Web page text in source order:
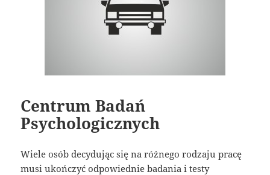
Centrum Badań
Psychologicznych
Wiele osób decydując się na różnego rodzaju pracę
musi ukończyć odpowiednie badania i testy